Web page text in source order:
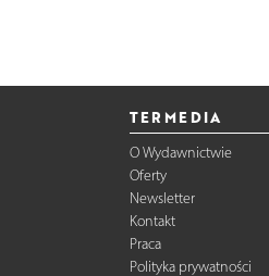
TERMEDIA
O Wydawnictwie
Oferty
Newsletter
Kontakt
Praca
Polityka prywatności